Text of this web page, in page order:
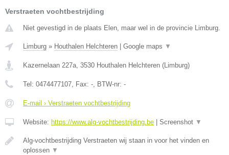
Verstraeten vochtbestrijding
Niet gevestigd in de plaats Elen, maar wel in de provincie Limburg.
Limburg » Houthalen Helchteren Google maps ▼
Kazernelaan 227a, 3530 Houthalen Helchteren (Limburg)
Tel: 0474477107, Fax: -, BTW-nr: -
E-mail › Verstraeten vochtbestrijding
Website: https://www.alg-vochtbestrijding.be Screenshot ▼
Alg-vochtbestrijding Verstraeten wij staan in voor het vinden en
oplossen ▼